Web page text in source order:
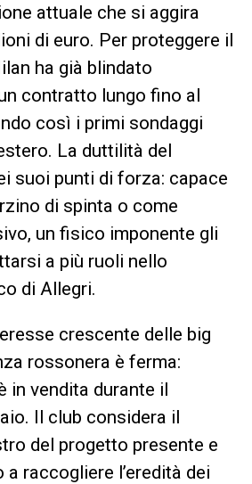
attuale che si aggira
di euro. Per proteggere il
ha già blindato
contratto lungo fino al
così i primi sondaggi
La duttilità del
suoi punti di forza: capace
di spinta o come
un fisico imponente gli
a più ruoli nello
di Allegri.
crescente delle big
rossonera è ferma:
in vendita durante il
Il club considera il
del progetto presente e
raccogliere l’eredità dei